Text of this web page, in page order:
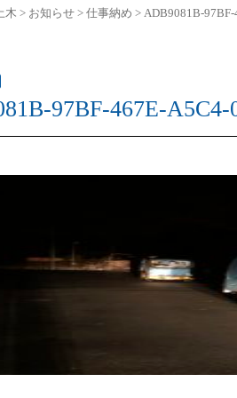
木 > お知らせ >仕事納め >ADB9081B-
97BF-467E-A5C4-